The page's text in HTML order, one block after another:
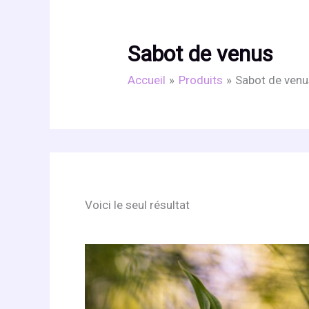
Sabot de venus
Accueil Produits Sabot de
Voici le seul résultat